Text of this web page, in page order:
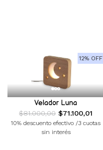
12% OFF
Velador Luna
$81.000,00 $71.100,01
10% descuento efectivo /3 cuotas
sin interés